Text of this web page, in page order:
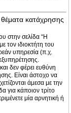
κατάχρησης
στην σελίδα “Η
τον ιδιοκτήτη του
υπηρεσία (π.χ.
και δεν φέρει ευθύνη
Είναι άστοχο να
άμεσα με την
για κάποιον τρίτο
μία αρνητική ή